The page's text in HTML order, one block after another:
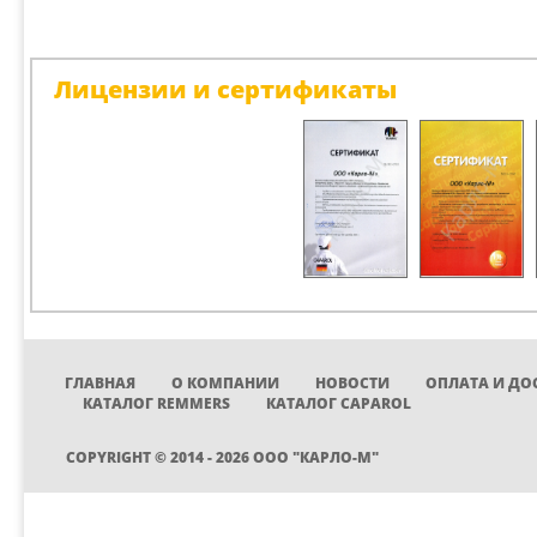
Лицензии и сертификаты
ГЛАВНАЯ О КОМПАНИИ НОВОСТИ
ОПЛАТА И
КАТАЛОГ REMMERS
КАТАЛОГ CAPAROL
COPYRIGHT © 2014 - 2026 ООО "КАРЛО-М"